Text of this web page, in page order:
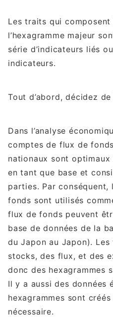
Les traits qui composent
l’hexagramme majeur
série d’indicateurs liés
indicateurs.
Tout d’abord, décidez
Dans l’analyse
comptes de flux de
nationaux sont
en tant que base et
parties. Par
fonds sont utilisés
flux de fonds peuvent
base de données de la
du Japon au Japon).
stocks, des flux, et des
donc des hexagrammes
Il y a aussi des données
hexagrammes sont
nécessaire.